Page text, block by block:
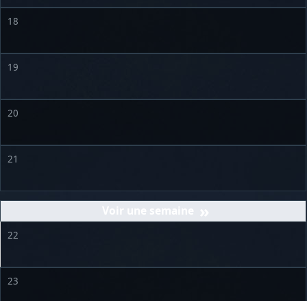
18
19
20
21
»
22
23